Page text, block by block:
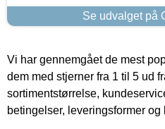
Se udvalget på
Vi har gennemgået de mest
dem med stjerner fra 1 til 5 ud
sortimentstørrelse,
betingelser, leveringsformer